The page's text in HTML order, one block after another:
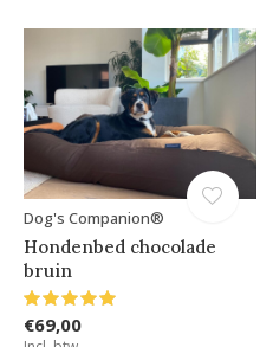
Dog's Companion®
Hondenbed chocolade
bruin
€69,00